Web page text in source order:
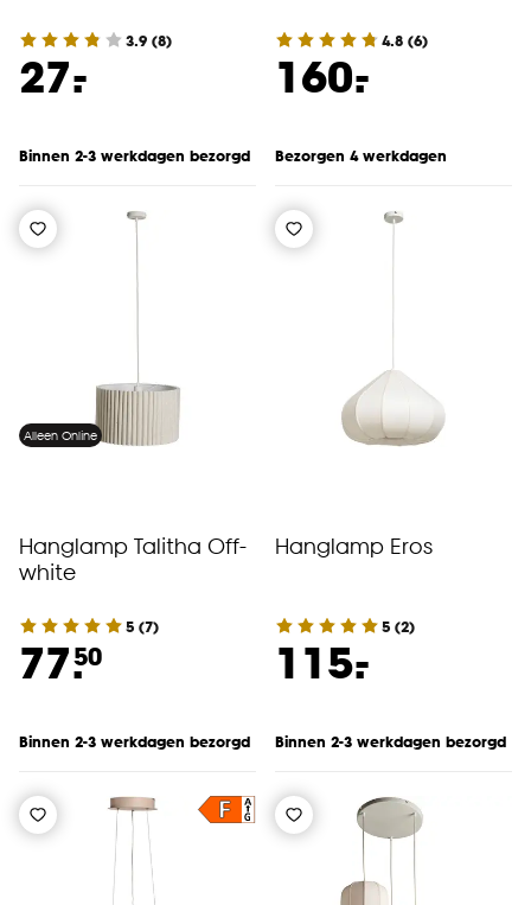
3.9 (8)
27.
-
Binnen 2-3 werkdagen bezorgd
4.8 (6)
160.
-
Bezorgen 4 werkdagen
Alleen Online
Hanglamp Talitha Off-
white
5 (7)
77.50
Binnen 2-3 werkdagen bezorgd
Hanglamp Eros
5 (2)
115.
-
Binnen 2-3 werkdagen bezorgd